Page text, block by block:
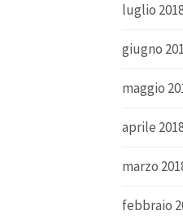
luglio
giugno
maggio
aprile
marzo
febbraio